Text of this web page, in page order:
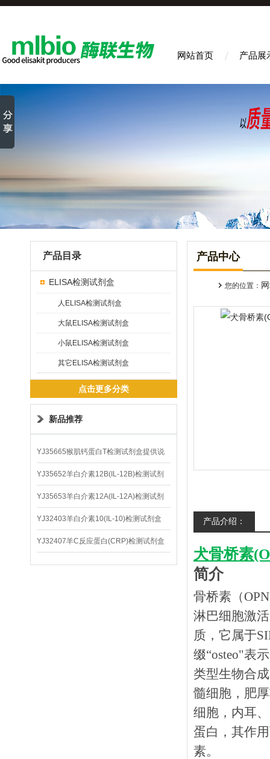
网站首页 产品展
产品目录
ELISA检测试剂盒
人ELISA检测试剂盒
大鼠ELISA检测试剂盒
小鼠ELISA检测试剂盒
其它ELISA检测试剂盒
点击更多分类
新品推荐
YJ35665猴肌钙蛋白T检测试剂盒提供说
明书
YJ35652羊白介素12B(IL-12B)检测试剂
盒
YJ35653羊白介素12A(IL-12A)检测试剂
盒
YJ32403羊白介素10(IL-10)检测试剂盒
YJ32407羊C反应蛋白(CRP)检测试剂盒
产品中心
您的位置：
产品介绍：
犬骨桥素
简介
骨桥素（
淋巴细胞激
质，它属于
缀“osteo"表
类型生物合
髓细胞，肥
细胞，内耳
蛋白，其作
素。